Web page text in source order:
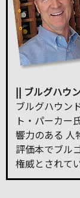
|| ブルグハウ
ブルグハウン
ト・パーカー
響力のある 人
評価本でブル
権威とされて